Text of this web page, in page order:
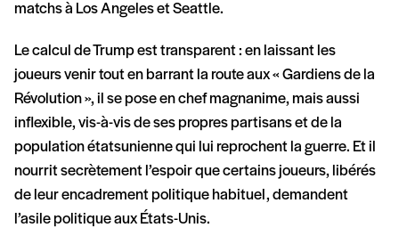
matchs à Los Angeles et Seattle.
Le calcul de Trump est transparent : en laissant les
joueurs venir tout en barrant la route aux « Gardiens de la
Révolution », il se pose en chef magnanime, mais aussi
inflexible, vis-à-vis de ses propres partisans et de la
population étatsunienne qui lui reprochent la guerre. Et il
nourrit secrètement l’espoir que certains joueurs, libérés
de leur encadrement politique habituel, demandent
l’asile politique aux États-Unis.